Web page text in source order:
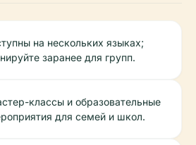
на нескольких языках;
заранее для групп.
классы и образовательные
для семей и школ.